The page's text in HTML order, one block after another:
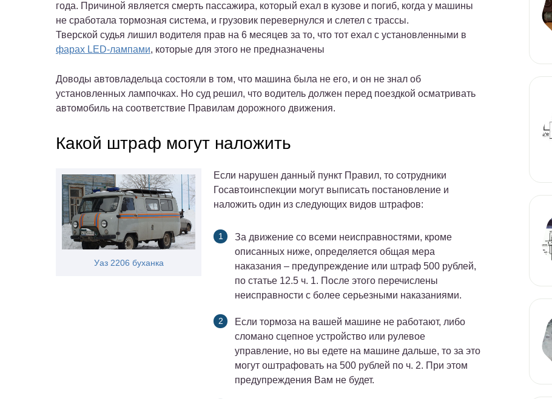
года. Причиной является смерть пассажира, который ехал в кузове и погиб, когда у машины
не сработала тормозная система, и грузовик перевернулся и слетел с трассы.
Тверской судья лишил водителя прав на 6 месяцев за то, что тот ехал с установленными в
фарах LED-лампами, которые для этого не предназначены
Доводы автовладельца состояли в том, что машина была не его, и он не знал об
установленных лампочках. Но суд решил, что водитель должен перед поездкой осматривать
автомобиль на соответствие Правилам дорожного движения.
Какой штраф могут наложить
Уаз 2206 буханка
Если нарушен данный пункт Правил, то сотрудники
Госавтоинспекции могут выписать постановление и
наложить один из следующих видов штрафов:
За движение со всеми неисправностями, кроме
описанных ниже, определяется общая мера
наказания – предупреждение или штраф 500 рублей,
по статье 12.5 ч. 1. После этого перечислены
неисправности с более серьезными наказаниями.
Если тормоза на вашей машине не работают, либо
сломано сцепное устройство или рулевое
управление, но вы едете на машине дальше, то за это
могут оштрафовать на 500 рублей по ч. 2. При этом
предупреждения Вам не будет.